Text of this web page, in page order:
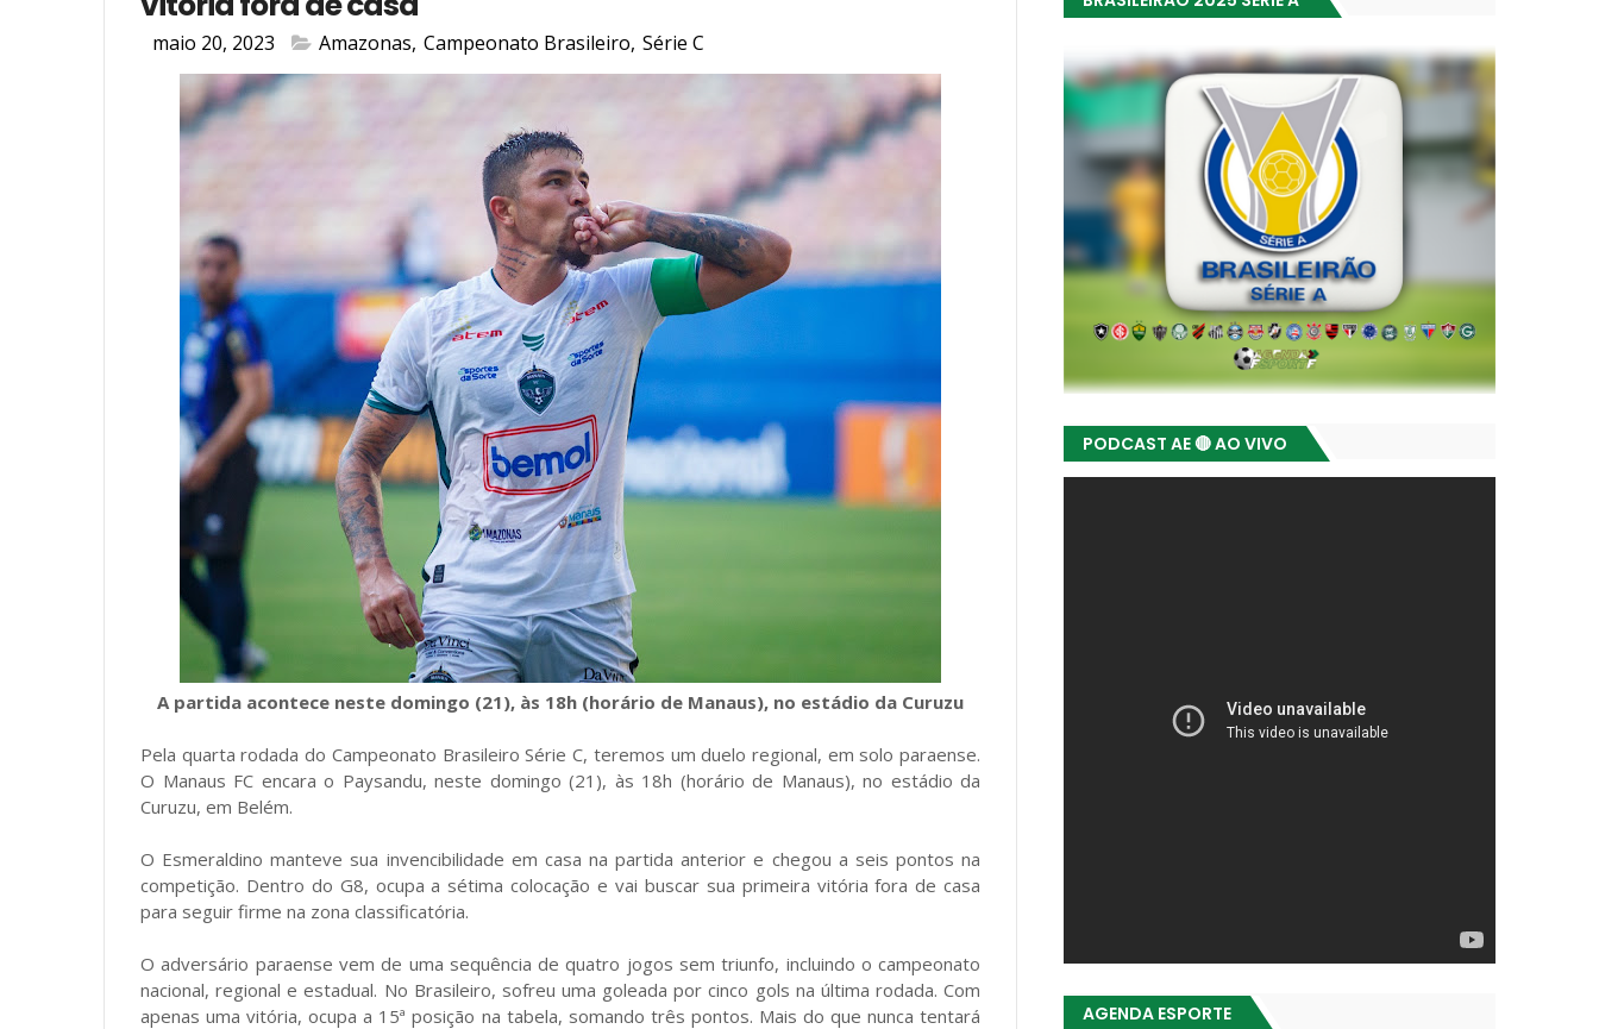
maio 20, 2023 Amazonas, Campeonato Brasileiro, Série C
A partida acontece neste domingo (21), às 18h (horário de Manaus), no estádio da Curuzu
Pela quarta rodada do Campeonato Brasileiro Série C, teremos um duelo regional, em solo paraense.
O Manaus FC encara o Paysandu, neste domingo (21), às 18h (horário de Manaus), no estádio da
Curuzu, em Belém.
O Esmeraldino manteve sua invencibilidade em casa na partida anterior e chegou a seis pontos na
competição. Dentro do G8, ocupa a sétima colocação e vai buscar sua primeira vitória fora de casa
para seguir firme na zona classificatória.
O adversário paraense vem de uma sequência de quatro jogos sem triunfo, incluindo o campeonato
nacional, regional e estadual. No Brasileiro, sofreu uma goleada por cinco gols na última rodada. Com
apenas uma vitória, ocupa a 15ª posição na tabela, somando três pontos. Mais do que nunca tentará
PODCAST AE 🔴 AO VIVO
AGENDA ESPORTE